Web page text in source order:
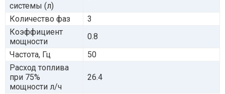
системы (л)
Количество фаз
3
Коэффициент
мощности
0.8
Частота, Гц
50
Расход топлива
при 75%
мощности л/ч
26.4